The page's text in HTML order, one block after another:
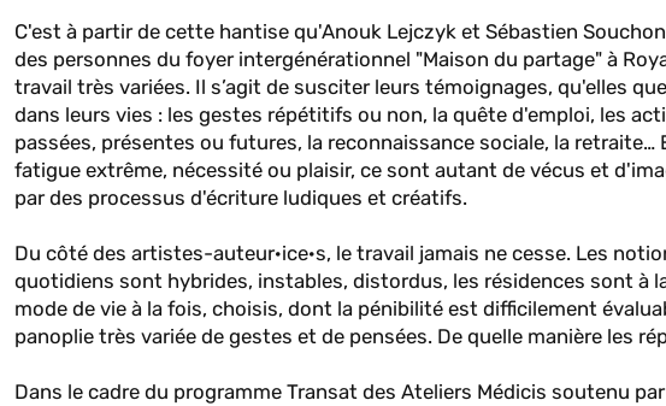
C'est à partir de cette hantise qu'Anouk Lejczyk et Sébastien
des personnes du foyer intergénérationnel "Maison du partage" à
travail très variées. Il s’agit de susciter leurs témoignages, qu'elles
dans leurs vies : les gestes répétitifs ou non, la quête d'emploi, les
passées, présentes ou futures, la reconnaissance sociale, la
fatigue extrême, nécessité ou plaisir, ce sont autant de vécus et
par des processus d'écriture ludiques et créatifs.
Du côté des artistes-auteur·ice·s, le travail jamais ne cesse. Les
quotidiens sont hybrides, instables, distordus, les résidences sont à
mode de vie à la fois, choisis, dont la pénibilité est difficilement
panoplie très variée de gestes et de pensées. De quelle manière les
Dans le cadre du programme Transat des Ateliers Médicis soutenu